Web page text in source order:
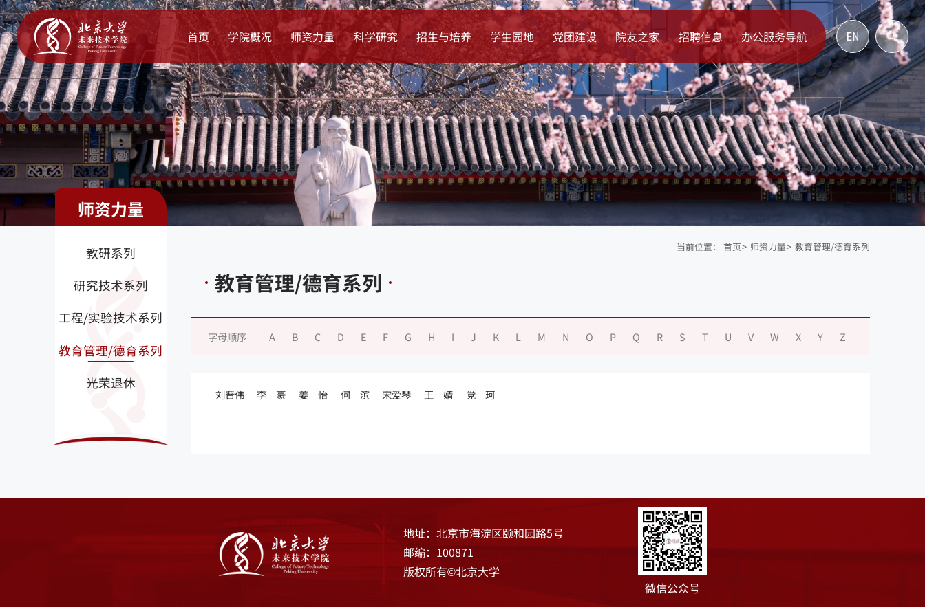
首页 学院概况 师资力量 科学研究 招生与培养 学生园地 党团建设 院友之家 招聘信息 办公服务导航
师资力量
教研系列
研究技术系列
工程/实验技术系列
教育管理/德育系列
光荣退休
当前位置： 首页> 师资力量> 教育管理/德育系列
教育管理/德育系列
字母顺序 A B C D E F G H I J K L M N O P Q R S T U V W X Y Z
刘晋伟 李 豪 姜 怡 何 滨 宋爱琴 王 婧 党 珂
地址：北京市海淀区颐和园路5号
邮编：100871
版权所有©北京大学
微信公众号